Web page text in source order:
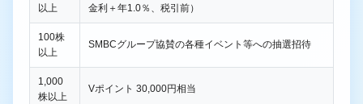
以上
金利＋年1.0％、税引前）
100株
以上
SMBCグループ協賛の各種イベント等への抽選招待
1,000
株以上
Vポイント 30,000円相当